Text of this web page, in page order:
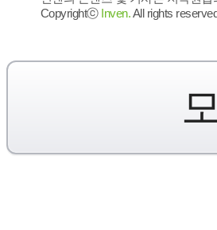
Copyrightⓒ Inven.All rights